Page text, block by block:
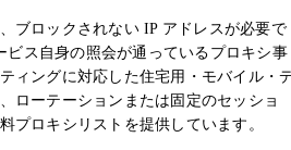
ブロックされない IP アドレスが必要で
ビス自身の照会が通っているプロキシ事
ィングに対応した住宅用・モバイル・
ローテーションまたは固定のセッショ
プロキシリストを提供しています。